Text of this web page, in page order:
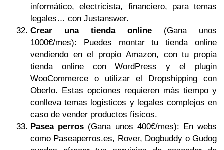
informático, electricista, financiero, para temas
legales… con Justanswer.
Crear una tienda online (Gana unos
1000€/mes): Puedes montar tu tienda online
vendiendo en el propio Amazon, con tu propia
tienda online con WordPress y el plugin
WooCommerce o utilizar el Dropshipping con
Oberlo. Estas opciones requieren más tiempo y
conlleva temas logísticos y legales complejos en
caso de vender productos físicos.
Pasea perros (Gana unos 400€/mes): En webs
como Paseaperros.es, Rover, Dogbuddy o Gudog